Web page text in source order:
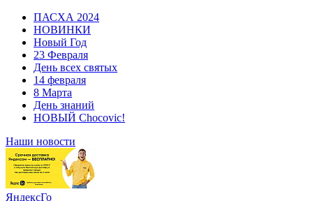
ПАСХА 2024
НОВИНКИ
Новый Год
23 Февраля
День всех святых
14 февраля
8 Марта
День знаний
НОВЫЙ Chocovic!
Наши новости
ЯндексГо